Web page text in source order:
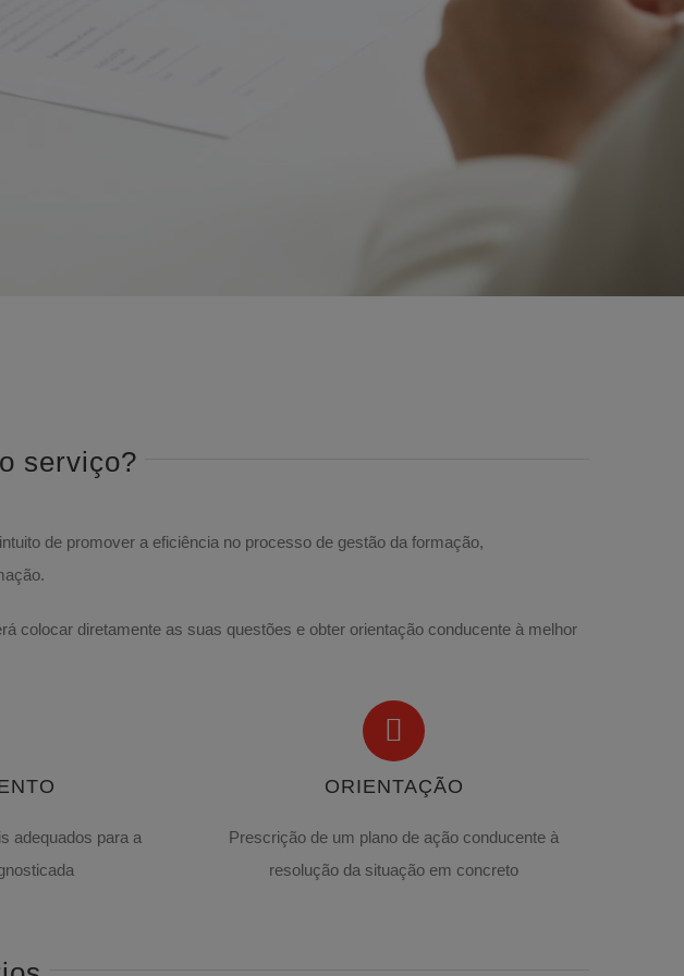
serviço?
de promover a eficiência no processo de gestão da formação,
colocar diretamente as suas questões e obter orientação conducente à melhor
adequados para a
ORIENTAÇÃO
Prescrição de um plano de ação conducente à
resolução da situação em concreto